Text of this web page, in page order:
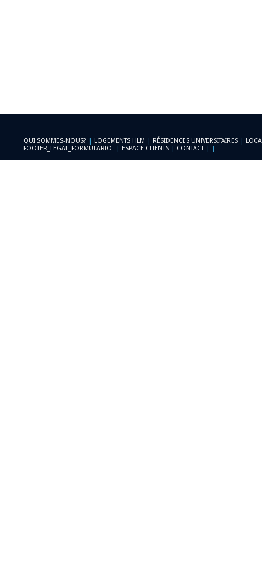
QUI SOMMES-NOUS? | LOGEMENTS HLM | RÉSIDENCES UNIVERSITAIRES |
FOOTER_LEGAL_FORMULARIO- | ESPACE CLIENTS | CONTACT| |